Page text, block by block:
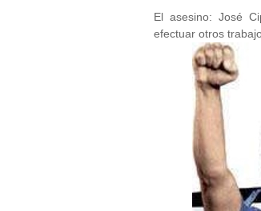
El asesino: José
efectuar otros